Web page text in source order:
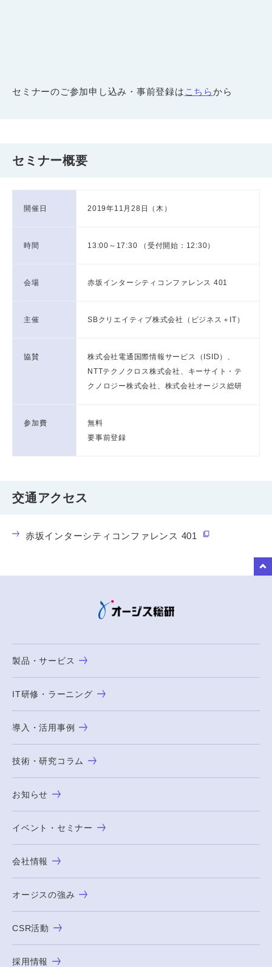
セミナーのご参加申し込み・事前登録は こちらから
セミナー概要
開催日 2019年11月28日（木）
時間 13:00～17:30 （受付開始：12:30）
会場 赤坂インターシティコンファレンス 401
主催 SBクリエイティブ株式会社（ビジネス＋IT）
協賛
株式会社電通国際情報サービス（ISID）、
NTTテクノクロス株式会社、キーサイト・テ
クノロジー株式会社、株式会社オージス総研
参加費
無料
要事前登録
交通アクセス
赤坂インターシティコンファレンス 401
製品・サービス
IT研修・ラーニング
導入・活用事例
技術・研究コラム
お知らせ
イベント・セミナー
会社情報
オージスの強み
CSR活動
採用情報